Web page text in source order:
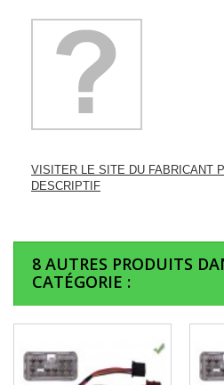
VISITER LE SITE DU FABRICANT
DESCRIPTIF
8 AUTRES PRODUITS
CATÉGORIE :